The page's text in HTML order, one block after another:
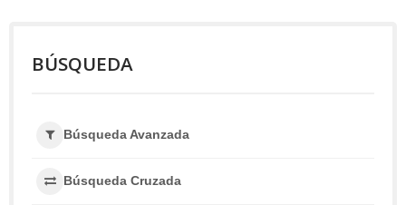
BÚSQUEDA
Búsqueda Avanzada
Búsqueda Cruzada